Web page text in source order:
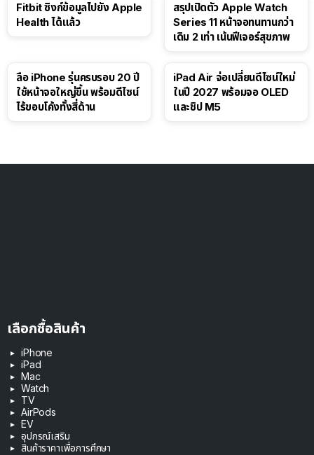
Fitbit ซิงก์ข้อมูลไปยัง Apple
Health ได้แล้ว
สรุปเปิดตัว Apple Watch
Series 11 หน้าจอทนทานกว่า
เดิม 2 เท่า เน้นฟีเจอร์สุขภาพ
ลือ iPhone รุ่นครบรอบ 20 ปี
ใช้หน้าจอใหญ่ขึ้น พร้อมดีไซน์
ไร้ขอบโค้งทั้งสี่ด้าน
iPad Air จ่อเปลี่ยนดีไซน์ใหม่
ในปี 2027 พร้อมจอ OLED
และชิป M5
เลือกซื้อสินค้า
iPhone
iPad
Mac
Watch
TV
AirPods
EV
อุปกรณ์เสริม
สินค้าราคาเพื่อการศึกษา